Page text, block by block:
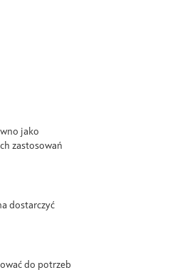
jako
zastosowań
dostarczyć
do potrzeb